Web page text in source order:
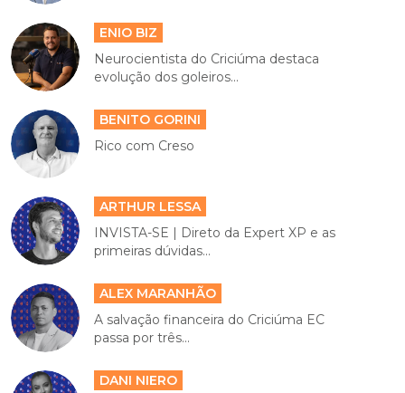
ENIO BIZ
Neurocientista do Criciúma destaca
evolução dos goleiros...
BENITO GORINI
Rico com Creso
ARTHUR LESSA
INVISTA-SE | Direto da Expert XP e as
primeiras dúvidas...
ALEX MARANHÃO
A salvação financeira do Criciúma EC
passa por três...
DANI NIERO